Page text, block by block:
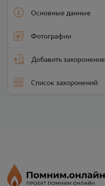
Основные данные
Фотографии
Добавить захоронение
Список захоронений